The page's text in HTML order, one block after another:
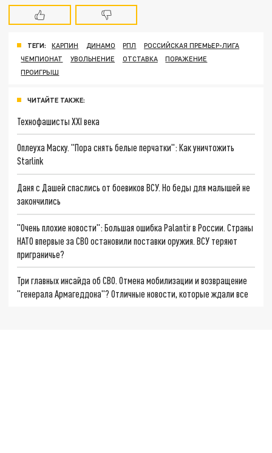
ТЕГИ: КАРПИН ДИНАМО РПЛ
РОССИЙСКАЯ ПРЕМЬЕР-ЛИГА
ЧЕМПИОНАТ
УВОЛЬНЕНИЕ ОТСТАВКА
ПОРАЖЕНИЕ
ПРОИГРЫШ
ЧИТАЙТЕ ТАКЖЕ:
Технофашисты XXI века
Оплеуха Маску. "Пора снять белые перчатки": Как уничтожить
Starlink
Даня с Дашей спаслись от боевиков ВСУ. Но беды для малышей не
закончились
"Очень плохие новости": Большая ошибка Palantir в России. Страны
НАТО впервые за СВО остановили поставки оружия. ВСУ теряют
приграничье?
Три главных инсайда об СВО. Отмена мобилизации и возвращение
"генерала Армагеддона"? Отличные новости, которые ждали все